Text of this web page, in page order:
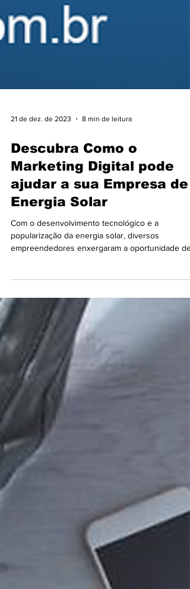
21 de dez. de 2023 8 min de leitura
Descubra Como o
Marketing Digital pode
ajudar a sua Empresa de
Energia Solar
Com o desenvolvimento tecnológico e a